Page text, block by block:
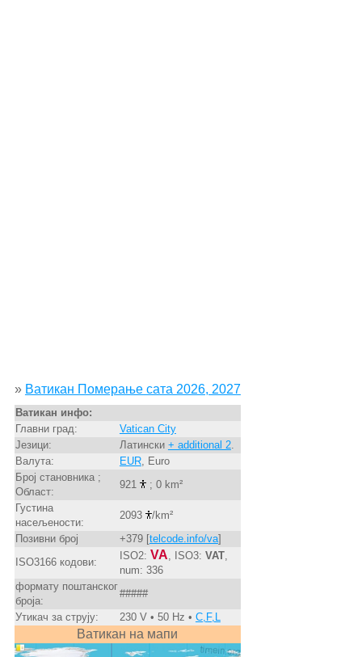
» Ватикан Померање сата 2026, 2027
Ватикан инфо:
Главни град:
Vatican City
Језици:
Латински + additional 2.
Валута:
EUR, Euro
Број становника ;
Област:
921
; 0 km²
Густина
насељености:
2093
/km²
Позивни број
+379 [telcode.info/va]
ISO3166 кодови:
ISO2: VA , ISO3: VAT,
num: 336
формату поштанског
броја:
#####
Утикач за струју:
230 V • 50 Hz • C,F,L
Ватикан на мапи